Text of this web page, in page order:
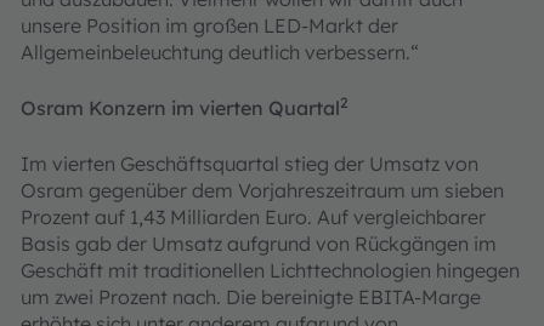
unsere Position im großen LED-Markt der
Allgemeinbeleuchtung deutlich verbessern.“
Osram Konzern im vierten Quartal2
Im vierten Geschäftsquartal stieg der Umsatz von
Osram gegenüber dem Vorjahreszeitraum um sieben
Prozent auf 1,43 Milliarden Euro. Auf vergleichbarer
Basis gab der Umsatz aufgrund von Rückgängen im
Geschäft mit traditionellen Lichttechnologien hingegen
um zwei Prozent nach. Die bereinigte EBITA-Marge